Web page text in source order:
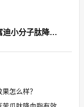
哪里还能买到富迪小分子肽，喝富迪小分子肽降血糖效果好吗
怎么样？